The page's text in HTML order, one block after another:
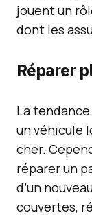
jouent un
dont les
Réparer
La
un véhicule
cher.
réparer un
d’un
couvertes,